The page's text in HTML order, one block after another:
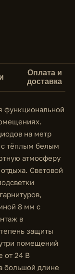
Оплата и
доставка
функциональной
на метр
с тёплым белым
атмосферу
Световой
8 мм с
в
защиты
помещений
от 24 В
большой длине